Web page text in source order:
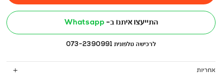
התייעצו איתנו ב- Whatsapp
לרכישה טלפונית 073-2390991
אחריות